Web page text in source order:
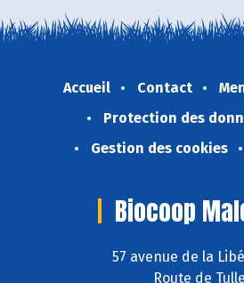
Accueil Contact
Protection des
Gestion des cookies
Biocoop
57 avenue de la
Route de Tulle